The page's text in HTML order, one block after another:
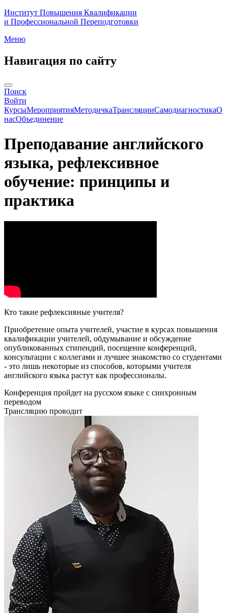
Институт Повышения Квалификации
и Профессиональной Переподготовки
Меню
Навигация по сайту
Поиск
Войти
КурсыМероприятияМетодичкаТрансляцииСамодиагностикаО
насОбъединение
Преподавание английского
языка, рефлексивное
обучение: принципы и
практика
Кто такие рефлексивные учителя?
Приобретение опыта учителей, участие в курсах повышения
квалификации учителей, обдумывание и обсуждение
опубликованных стипендий, посещение конференций,
консультации с коллегами и лучшее знакомство со студентами
- это лишь некоторые из способов, которыми учителя
английского языка растут как профессионалы.
Конференция пройдет на русском языке с синхронным
переводом
Трансляцию проводит